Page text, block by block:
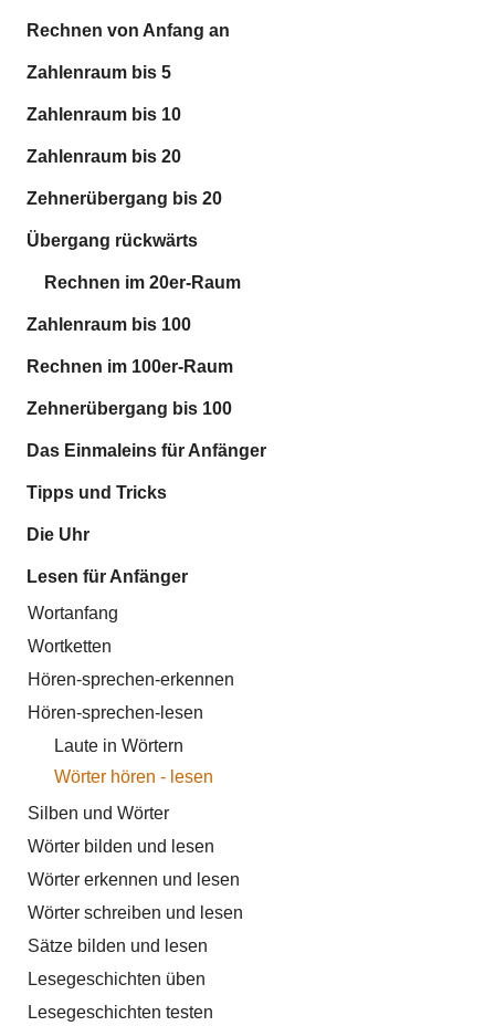
Rechnen von Anfang an
Zahlenraum bis 5
Zahlenraum bis 10
Zahlenraum bis 20
Zehnerübergang bis 20
Übergang rückwärts
Rechnen im 20er-Raum
Zahlenraum bis 100
Rechnen im 100er-Raum
Zehnerübergang bis 100
Das Einmaleins für Anfänger
Tipps und Tricks
Die Uhr
Lesen für Anfänger
Wortanfang
Wortketten
Hören-sprechen-erkennen
Hören-sprechen-lesen
Laute in Wörtern
Wörter hören - lesen
Silben und Wörter
Wörter bilden und lesen
Wörter erkennen und lesen
Wörter schreiben und lesen
Sätze bilden und lesen
Lesegeschichten üben
Lesegeschichten testen